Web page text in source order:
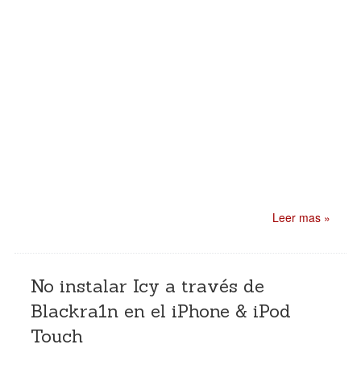
Leer mas »
No instalar Icy a través de
Blackra1n en el iPhone & iPod
Touch